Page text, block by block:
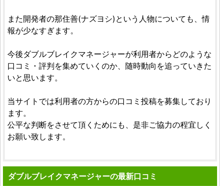
また開発者の那住善(ナズヨシ)という人物についても、情
報が少なすぎます。
今後ダブルブレイクマネージャーが利用者からどのような
口コミ・評判を集めていくのか、随時動向を追っていきた
いと思います。
当サイトでは利用者の方からの口コミ投稿を募集しており
ます。
公平な判断をさせて頂くためにも、是非ご協力の程宜しく
お願い致します。
ダブルブレイクマネージャーの最新口コミ